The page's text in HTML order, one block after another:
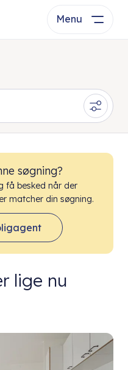
Menu
søgning?
få besked når der
matcher din søgning.
lige nu